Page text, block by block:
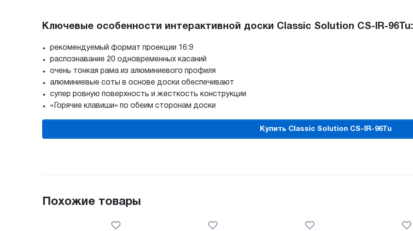
Ключевые особенности интерактивной доски Classic Solution CS-IR-96Tu:
рекомендуемый формат проекции 16:9
распознавание 20 одновременных касаний
очень тонкая рама из алюминиевого профиля
алюминиевые соты в основе доски обеспечивают
супер ровную поверхность и жесткость конструкции
«Горячие клавиши» по обеим сторонам доски
Купить Classic Solution CS-IR-96Tu
Похожие товары